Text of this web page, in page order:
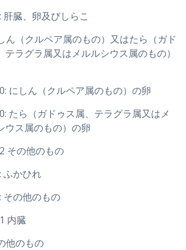
肝臓、卵及びしらこ
ん（クルペア属のもの）又はたら（ガド
テラグラ属又はメルルシウス属のもの）
にしん（クルペア属のもの）の卵
たら（ガドゥス属、テラグラ属又はメ
ウス属のもの）の卵
2 その他のもの
ふかひれ
その他のもの
内臓
他のもの